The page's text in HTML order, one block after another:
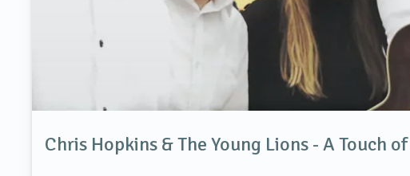
Chris Hopkins & The Young Lions - A Touch